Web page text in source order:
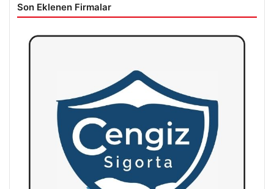
Son Eklenen Firmalar